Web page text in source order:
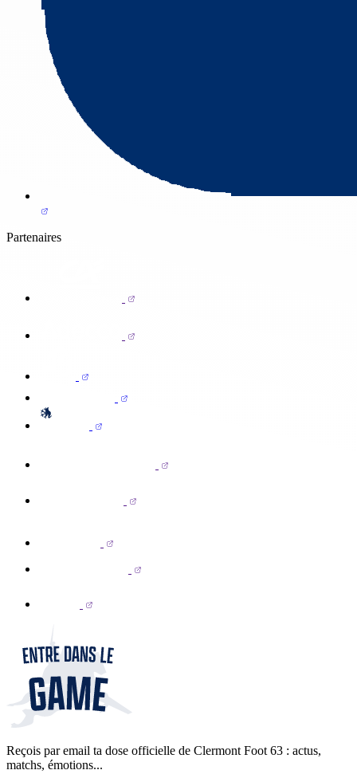
Partenaires
Reçois par email ta dose officielle de Clermont Foot 63 : actus,
matchs, émotions...